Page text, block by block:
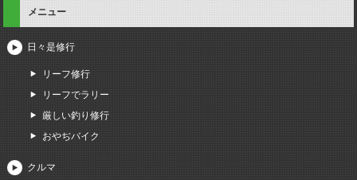
メニュー
日々是修行
リーフ修行
リーフでラリー
厳しい釣り修行
おやぢバイク
クルマ